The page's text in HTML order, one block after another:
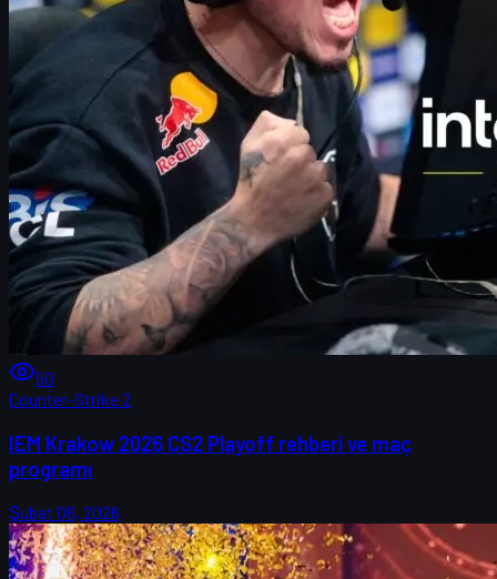
50
Counter-Strike 2
IEM Krakow 2026 CS2 Playoff rehberi ve maç
programı
Şubat 06, 2026